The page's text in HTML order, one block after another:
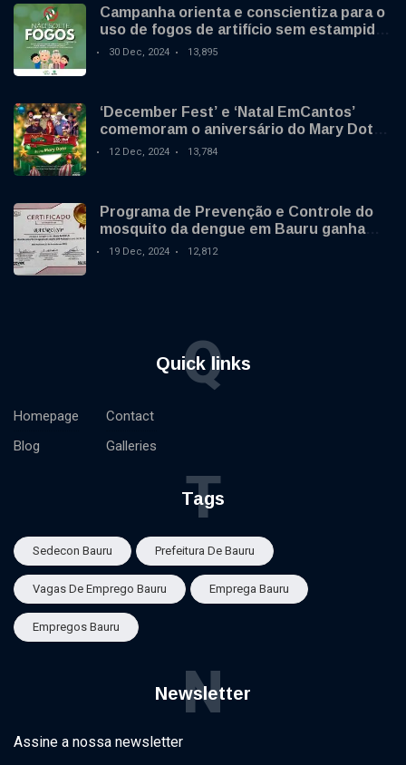
Campanha orienta e conscientiza para o
uso de fogos de artifício sem estampido
no final de ano
30 Dec, 2024 13,895
‘December Fest’ e ‘Natal EmCantos’
comemoram o aniversário do Mary Dota
neste sábado
12 Dec, 2024 13,784
Programa de Prevenção e Controle do
mosquito da dengue em Bauru ganha
destaque nacional
19 Dec, 2024 12,812
Quick links
Q
Homepage
Blog
Contact
Galleries
Tags
T
Sedecon Bauru Prefeitura De Bauru
Vagas De Emprego Bauru Emprega Bauru
Empregos Bauru
Newsletter
N
Assine a nossa newsletter